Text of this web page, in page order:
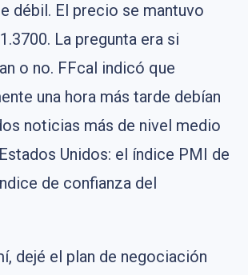
débil. El precio se mantuvo
La pregunta era si
o no. FFcal indicó que
una hora más tarde debían
noticias más de nivel medio
Unidos: el índice PMI de
de confianza del
dejé el plan de negociación